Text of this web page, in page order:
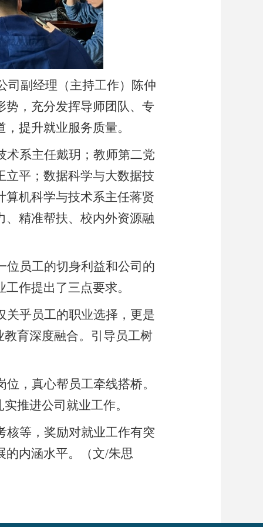
司副经理（主持工作）陈仲
势，充分发挥导师团队、专
提升就业服务质量。
术系主任戴玥；教师第二党
立平；数据科学与大数据技
算机科学与技术系主任蒋贤
、精准帮扶、校内外资源融
位员工的切身利益和公司的
作提出了三点要求。
关乎员工的职业选择，更是
育深度融合。引导员工树
，真心帮员工牵线搭桥。
推进公司就业工作。
核等，奖励对就业工作有突
的内涵水平。（文/朱思